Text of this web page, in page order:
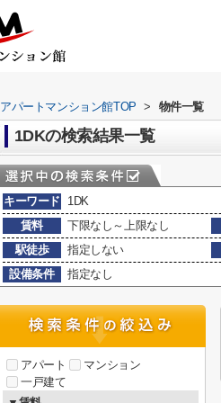
アパートマンション館TOP > 物件一覧
1DKの検索結果一覧
キーワード
1DK
賃料
下限なし～上限なし
駅徒歩
指定しない
設備条件
指定なし
アパート
マンション
一戸建て